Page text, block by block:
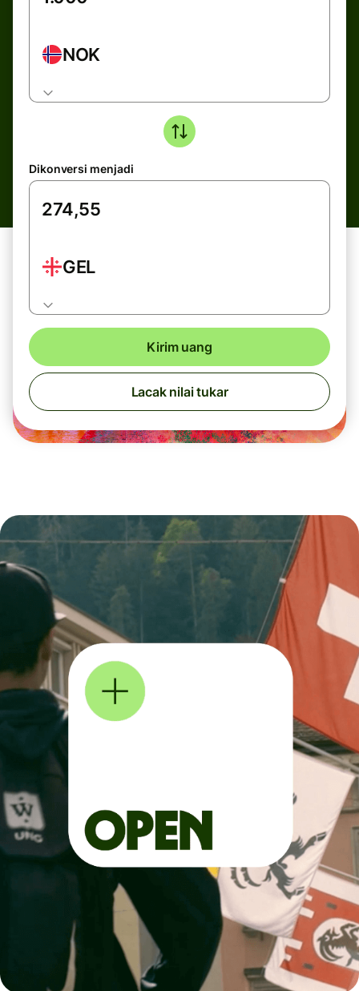
NOK
Dikonversi menjadi
GEL
Kirim uang
Lacak nilai tukar